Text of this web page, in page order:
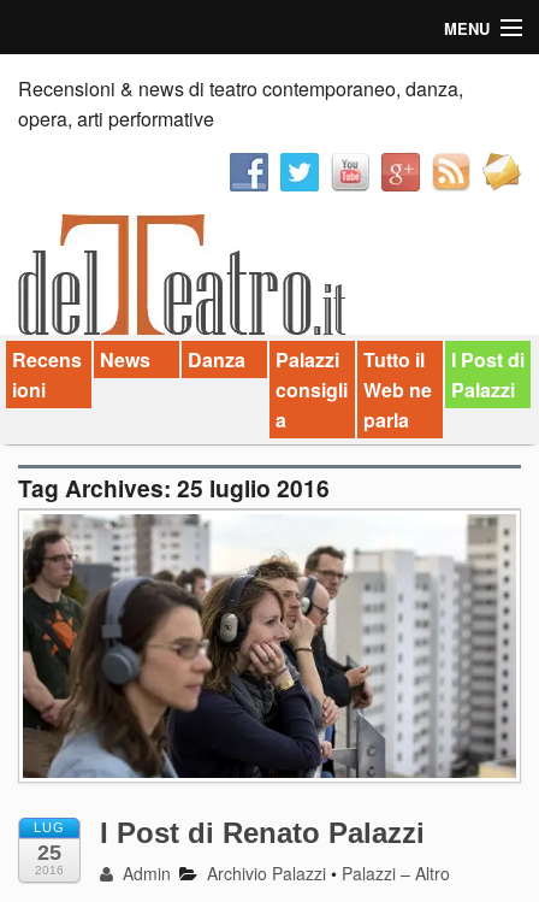
MENU
Home
Recensioni
News
Palazzi consiglia
Video
Chi siamo
Contatti
dT in English
Recensioni & news di teatro contemporaneo, danza,
opera, arti performative
Recens
ioni
News Danza
Palazzi
consigli
a
Tutto il
Web ne
parla
I Post di
Palazzi
Tag Archives: 25 luglio 2016
LUG
25
2016
I Post di Renato Palazzi
Admin Archivio Palazzi • Palazzi – Altro